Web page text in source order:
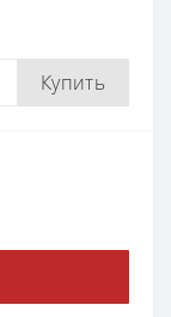
Купить